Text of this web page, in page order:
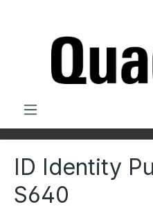
ID Identity
S640